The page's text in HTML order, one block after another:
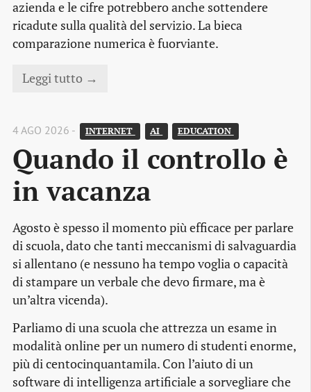
azienda e le cifre potrebbero anche sottendere
ricadute sulla qualità del servizio. La bieca
comparazione numerica è fuorviante.
Leggi tutto →
4 AGO 2026 - INTERNET AI EDUCATION
Quando il controllo è
in vacanza
Agosto è spesso il momento più efficace per parlare
di scuola, dato che tanti meccanismi di salvaguardia
si allentano (e nessuno ha tempo voglia o capacità
di stampare un verbale che devo firmare, ma è
un’altra vicenda).
Parliamo di una scuola che attrezza un esame in
modalità online per un numero di studenti enorme,
più di centocinquantamila. Con l’aiuto di un
software di intelligenza artificiale a sorvegliare che